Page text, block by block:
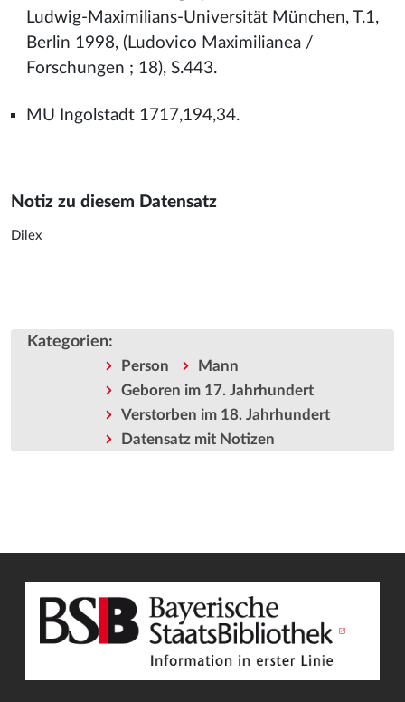
Ludwig-Maximilians-Universität München, T.1,
Berlin 1998, (Ludovico Maximilianea /
Forschungen ; 18), S.443.
MU Ingolstadt 1717,194,34.
Notiz zu diesem Datensatz
Dilex
Kategorien:
Person
Mann
Geboren im 17. Jahrhundert
Verstorben im 18. Jahrhundert
Datensatz mit Notizen